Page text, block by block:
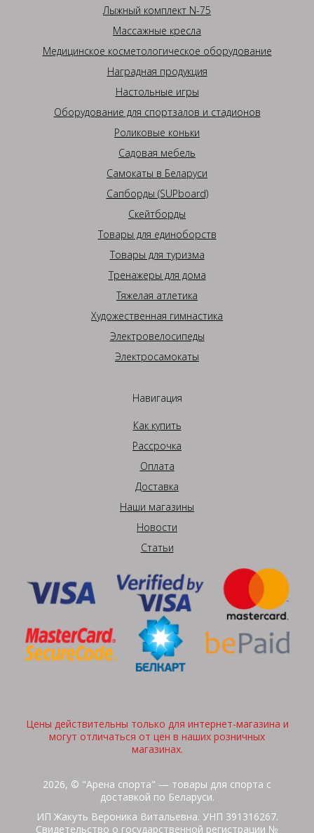
Лыжный комплект N-75
Массажные кресла
Медицинское косметологическое оборудование
Наградная продукция
Настольные игры
Оборудование для спортзалов и стадионов
Роликовые коньки
Садовая мебель
Самокаты в Беларуси
Сапборды (SUPboard)
Скейтборды
Товары для единоборств
Товары для туризма
Тренажеры для дома
Тяжелая атлетика
Художественная гимнастика
Электровелосипеды
Электросамокаты
Навигация
Как купить
Рассрочка
Оплата
Доставка
Наши магазины
Новости
Статьи
Цены действительны только для интернет-магазина и
могут отличаться от цен в наших розничных
магазинах.
2026, © "Арена спорта" — товары для спорта с
доставкой по Беларуси.
ИП Жакуть Вероника Витальевна. УНП 391316267.
Свидетельство о государственной регистрации №